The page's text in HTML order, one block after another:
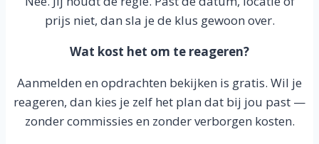
prijs niet, dan sla je de klus gewoon over.
Wat kost het om te reageren?
Aanmelden en opdrachten bekijken is gratis. Wil je
reageren, dan kies je zelf het plan dat bij jou past —
zonder commissies en zonder verborgen kosten.